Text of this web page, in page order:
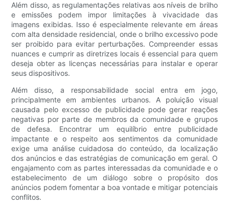
Além disso, as regulamentações relativas aos níveis de brilho
e emissões podem impor limitações à vivacidade das
imagens exibidas. Isso é especialmente relevante em áreas
com alta densidade residencial, onde o brilho excessivo pode
ser proibido para evitar perturbações. Compreender essas
nuances e cumprir as diretrizes locais é essencial para quem
deseja obter as licenças necessárias para instalar e operar
seus dispositivos.
Além disso, a responsabilidade social entra em jogo,
principalmente em ambientes urbanos. A poluição visual
causada pelo excesso de publicidade pode gerar reações
negativas por parte de membros da comunidade e grupos
de defesa. Encontrar um equilíbrio entre publicidade
impactante e o respeito aos sentimentos da comunidade
exige uma análise cuidadosa do conteúdo, da localização
dos anúncios e das estratégias de comunicação em geral. O
engajamento com as partes interessadas da comunidade e o
estabelecimento de um diálogo sobre o propósito dos
anúncios podem fomentar a boa vontade e mitigar potenciais
conflitos.